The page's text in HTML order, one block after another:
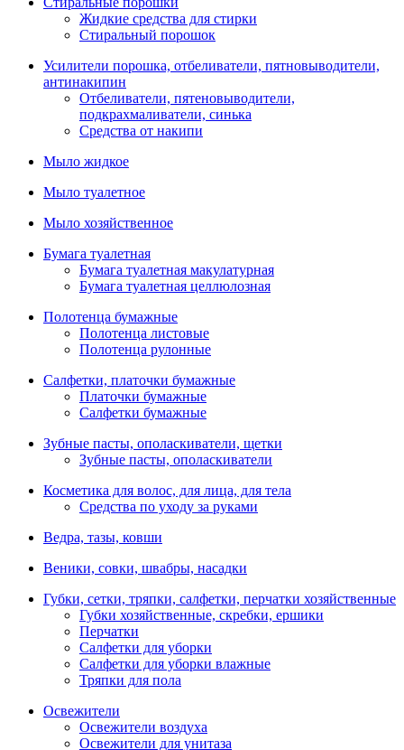
Жидкие средства для стирки
Стиральный порошок
Усилители порошка, отбеливатели, пятновыводители,
антинакипин
Отбеливатели, пятеновыводители,
подкрахмаливатели, синька
Средства от накипи
Мыло жидкое
Мыло туалетное
Мыло хозяйственное
Бумага туалетная
Бумага туалетная макулатурная
Бумага туалетная целлюлозная
Полотенца бумажные
Полотенца листовые
Полотенца рулонные
Салфетки, платочки бумажные
Платочки бумажные
Салфетки бумажные
Зубные пасты, ополаскиватели, щетки
Зубные пасты, ополаскиватели
Косметика для волос, для лица, для тела
Средства по уходу за руками
Ведра, тазы, ковши
Веники, совки, швабры, насадки
Губки, сетки, тряпки, салфетки, перчатки хозяйственные
Губки хозяйственные, скребки, ершики
Перчатки
Салфетки для уборки
Салфетки для уборки влажные
Тряпки для пола
Освежители
Освежители воздуха
Освежители для унитаза